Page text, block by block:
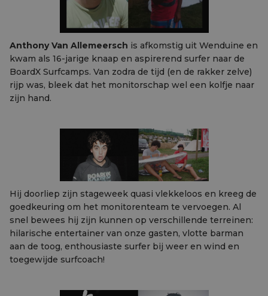
Anthony Van Allemeersch is afkomstig uit Wenduine en
kwam als 16-jarige knaap en aspirerend surfer naar de
BoardX Surfcamps. Van zodra de tijd (en de rakker zelve)
rijp was, bleek dat het monitorschap wel een kolfje naar
zijn hand.
Hij doorliep zijn stageweek quasi vlekkeloos en kreeg de
goedkeuring om het monitorenteam te vervoegen. Al
snel bewees hij zijn kunnen op verschillende terreinen:
hilarische entertainer van onze gasten, vlotte barman
aan de toog, enthousiaste surfer bij weer en wind en
toegewijde surfcoach!